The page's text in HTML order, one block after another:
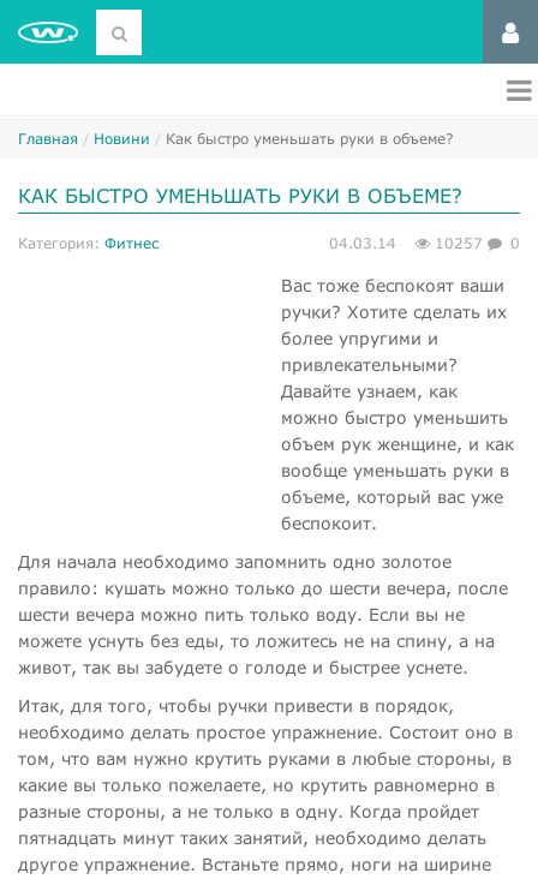
Главная Новини Как быстро уменьшать руки в объеме?
КАК БЫСТРО УМЕНЬШАТЬ РУКИ В ОБЪЕМЕ?
Категория: Фитнес 04.03.14 10257 0
Вас тоже беспокоят ваши
ручки? Хотите сделать их
более упругими и
привлекательными?
Давайте узнаем, как
можно быстро уменьшить
объем рук женщине, и как
вообще уменьшать руки в
объеме, который вас уже
беспокоит.
Для начала необходимо запомнить одно золотое
правило: кушать можно только до шести вечера, после
шести вечера можно пить только воду. Если вы не
можете уснуть без еды, то ложитесь не на спину, а на
живот, так вы забудете о голоде и быстрее уснете.
Итак, для того, чтобы ручки привести в порядок,
необходимо делать простое упражнение. Состоит оно в
том, что вам нужно крутить руками в любые стороны, в
какие вы только пожелаете, но крутить равномерно в
разные стороны, а не только в одну. Когда пройдет
пятнадцать минут таких занятий, необходимо делать
другое упражнение. Встаньте прямо, ноги на ширине